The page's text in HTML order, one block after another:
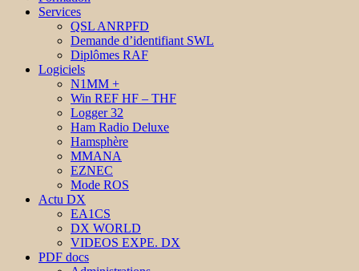
Services
QSL ANRPFD
Demande d’identifiant SWL
Diplômes RAF
Logiciels
N1MM +
Win REF HF – THF
Logger 32
Ham Radio Deluxe
Hamsphère
MMANA
EZNEC
Mode ROS
Actu DX
EA1CS
DX WORLD
VIDEOS EXPE. DX
PDF docs